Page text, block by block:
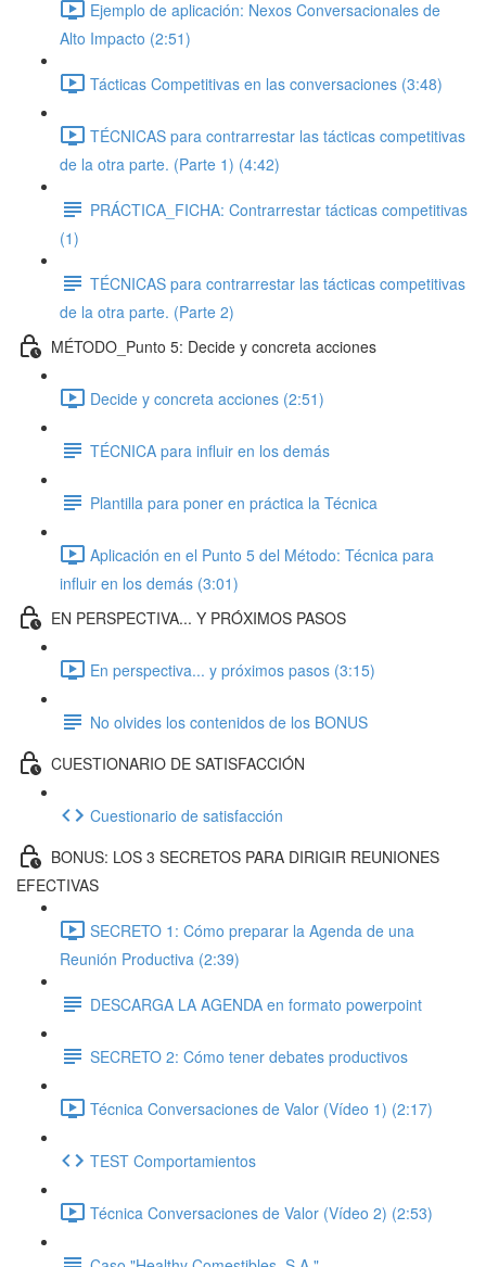
Ejemplo de aplicación: Nexos Conversacionales de
Alto Impacto (2:51)
Tácticas Competitivas en las conversaciones (3:48)
TÉCNICAS para contrarrestar las tácticas competitivas
de la otra parte. (Parte 1) (4:42)
PRÁCTICA_FICHA: Contrarrestar tácticas competitivas
(1)
TÉCNICAS para contrarrestar las tácticas competitivas
de la otra parte. (Parte 2)
MÉTODO_Punto 5: Decide y concreta acciones
Decide y concreta acciones (2:51)
TÉCNICA para influir en los demás
Plantilla para poner en práctica la Técnica
Aplicación en el Punto 5 del Método: Técnica para
influir en los demás (3:01)
EN PERSPECTIVA... Y PRÓXIMOS PASOS
En perspectiva... y próximos pasos (3:15)
No olvides los contenidos de los BONUS
CUESTIONARIO DE SATISFACCIÓN
Cuestionario de satisfacción
BONUS: LOS 3 SECRETOS PARA DIRIGIR REUNIONES
EFECTIVAS
SECRETO 1: Cómo preparar la Agenda de una
Reunión Productiva (2:39)
DESCARGA LA AGENDA en formato powerpoint
SECRETO 2: Cómo tener debates productivos
Técnica Conversaciones de Valor (Vídeo 1) (2:17)
TEST Comportamientos
Técnica Conversaciones de Valor (Vídeo 2) (2:53)